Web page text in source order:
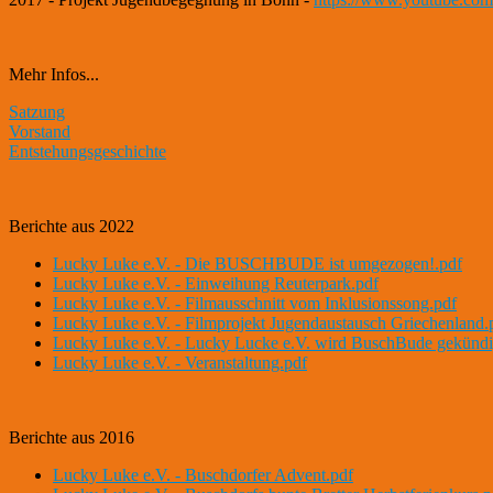
Mehr Infos...
Satzung
Vorstand
Entstehungsgeschichte
Berichte aus 2022
Lucky Luke e.V. - Die BUSCHBUDE ist umgezogen!.pdf
Lucky Luke e.V. - Einweihung Reuterpark.pdf
Lucky Luke e.V. - Filmausschnitt vom Inklusionssong.pdf
Lucky Luke e.V. - Filmprojekt Jugendaustausch
Lucky Luke e.V. - Lucky Lucke e.V. wird BuschBude
Lucky Luke e.V. - Veranstaltung.pdf
Berichte aus 2016
Lucky Luke e.V. - Buschdorfer Advent.pdf